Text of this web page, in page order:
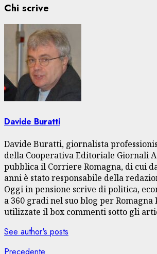
Chi scrive
Davide Buratti
Davide Buratti, giornalista
della Cooperativa Editoriale Giornali
pubblica il Corriere Romagna, di cui
anni è stato responsabile della
Oggi in pensione scrive di politica,
a 360 gradi nel suo blog per Romagna
utilizzate il box commenti sotto gli
See author's posts
Precedente